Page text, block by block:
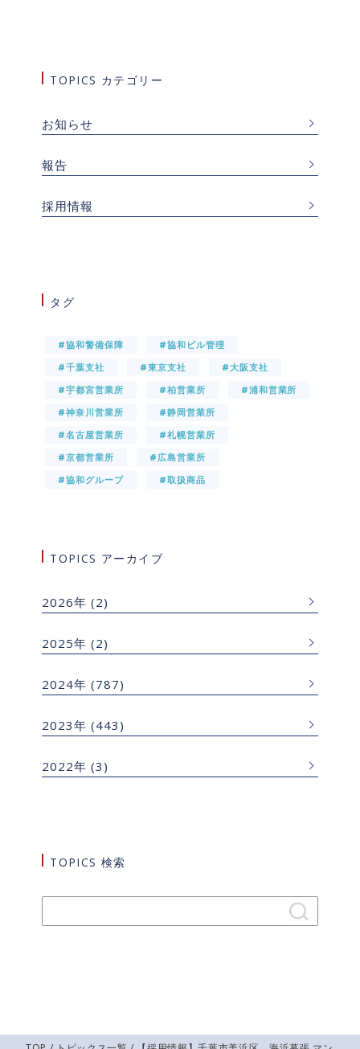
TOPICS カテゴリー
お知らせ
報告
採用情報
タグ
#協和警備保障
#協和ビル管理
#千葉支社
#東京支社
#大阪支社
#宇都宮営業所
#柏営業所
#浦和営業所
#神奈川営業所
#静岡営業所
#名古屋営業所
#札幌営業所
#京都営業所
#広島営業所
#協和グループ
#取扱商品
TOPICS アーカイブ
2026年 (2)
2025年 (2)
2024年 (787)
2023年 (443)
2022年 (3)
TOPICS 検索